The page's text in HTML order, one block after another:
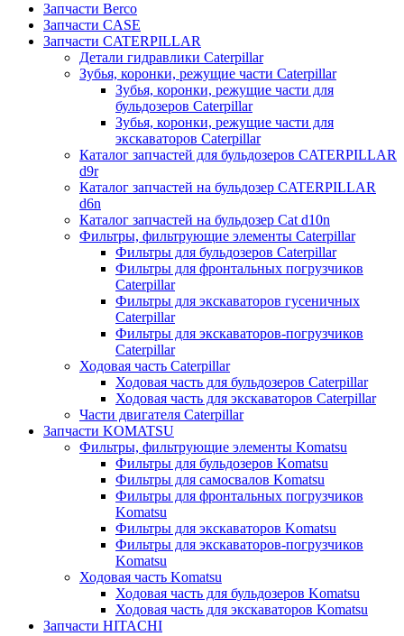
Запчасти Berco
Запчасти CASE
Запчасти CATERPILLAR
Детали гидравлики Caterpillar
Зубья, коронки, режущие части Caterpillar
Зубья, коронки, режущие части для
бульдозеров Caterpillar
Зубья, коронки, режущие части для
экскаваторов Caterpillar
Каталог запчастей для бульдозеров CATERPILLAR
d9r
Каталог запчастей на бульдозер CATERPILLAR
d6n
Каталог запчастей на бульдозер Сat d10n
Фильтры, фильтрующие элементы Caterpillar
Фильтры для бульдозеров Caterpillar
Фильтры для фронтальных погрузчиков
Caterpillar
Фильтры для экскаваторов гусеничных
Caterpillar
Фильтры для экскаваторов-погрузчиков
Caterpillar
Ходовая часть Caterpillar
Ходовая часть для бульдозеров Caterpillar
Ходовая часть для экскаваторов Caterpillar
Части двигателя Caterpillar
Запчасти KOMATSU
Фильтры, фильтрующие элементы Komatsu
Фильтры для бульдозеров Komatsu
Фильтры для самосвалов Komatsu
Фильтры для фронтальных погрузчиков
Komatsu
Фильтры для экскаваторов Komatsu
Фильтры для экскаваторов-погрузчиков
Komatsu
Ходовая часть Komatsu
Ходовая часть для бульдозеров Komatsu
Ходовая часть для экскаваторов Komatsu
Запчасти HITACHI